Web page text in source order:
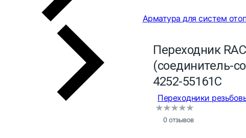
Арматура для систем
Переходники
Переходник
(соединитель-
4252-55161C
0 отзывов